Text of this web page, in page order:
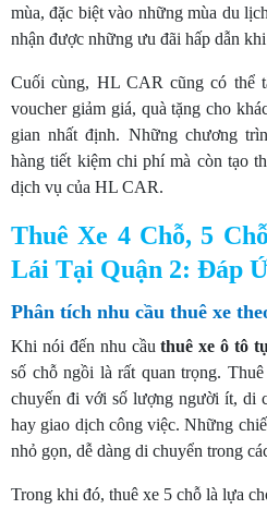
mùa, đặc biệt vào những mùa du
nhận được những ưu đãi hấp dẫn
Cuối cùng, HL CAR cũng có thể
voucher giảm giá, quà tặng cho
gian nhất định. Những chương
hàng tiết kiệm chi phí mà còn tạo
dịch vụ của HL CAR.
Thuê Xe 4 Chỗ, 5
Lái Tại Quận 2: Đáp
Phân tích nhu cầu thuê xe
Khi nói đến nhu cầuthuê xe ô tô
số chỗ ngồi là rất quan trọng.
chuyến đi với số lượng người ít, di
hay giao dịch công việc. Những
nhỏ gọn, dễ dàng di chuyển trong
Trong khi đó, thuê xe 5 chỗ là lựa